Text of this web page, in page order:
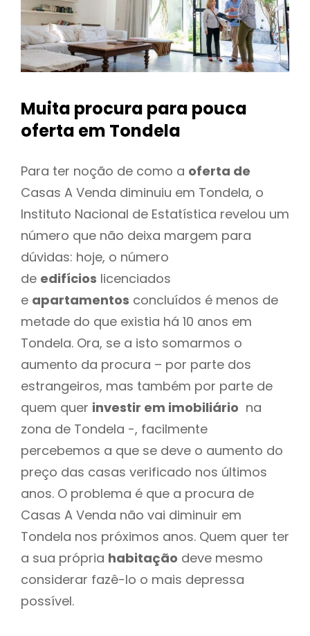
Muita procura para pouca
oferta em Tondela
Para ter noção de como a oferta de
Casas A Venda diminuiu em Tondela, o
Instituto Nacional de Estatística revelou um
número que não deixa margem para
dúvidas: hoje, o número
de edifícios licenciados
e apartamentos concluídos é menos de
metade do que existia há 10 anos em
Tondela. Ora, se a isto somarmos o
aumento da procura – por parte dos
estrangeiros, mas também por parte de
quem quer investir em imobiliário na
zona de Tondela -, facilmente
percebemos a que se deve o aumento do
preço das casas verificado nos últimos
anos. O problema é que a procura de
Casas A Venda não vai diminuir em
Tondela nos próximos anos. Quem quer ter
a sua própria habitação deve mesmo
considerar fazê-lo o mais depressa
possível.